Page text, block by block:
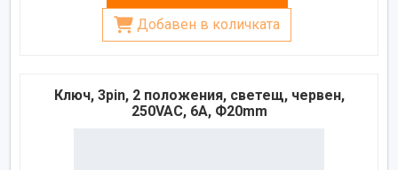
Добавен в количката
Ключ, 3pin, 2 положения, светещ, червен,
250VAC, 6A, Ф20mm